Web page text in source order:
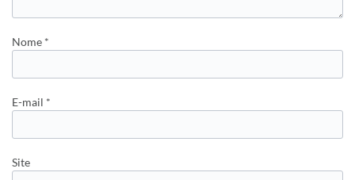
Nome *
E-mail *
Site